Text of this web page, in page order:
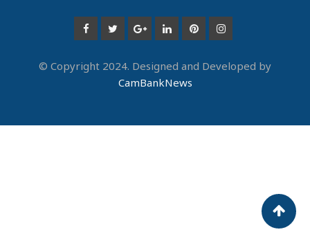
© Copyright 2024. Designed and Developed by
CamBankNews